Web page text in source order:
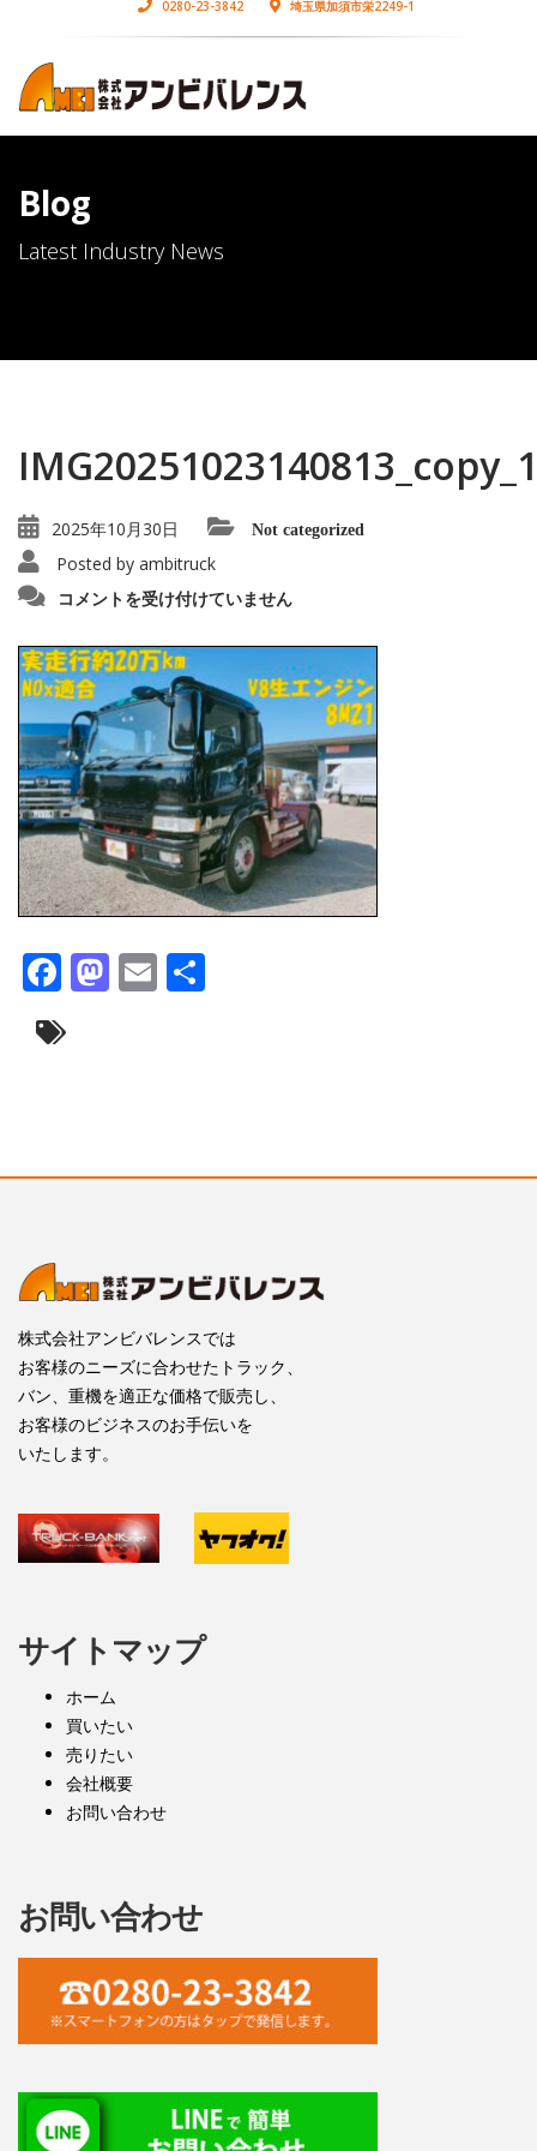
0280-23-3842 埼玉県加須市栄2249-1
Blog
Latest Industry News
2025年10月30日 Not categorized
Posted by ambitruck
IMG20251023140813_copy_1280x960154
は
コメントを受け付けていません
Facebook
Mastodon
Email
株式会社アンビバレンスでは
お客様のニーズに合わせたトラック、
バン、重機を適正な価格で販売し、
お客様のビジネスのお手伝いを
いたします。
サイトマップ
ホーム
買いたい
売りたい
会社概要
お問い合わせ
お問い合わせ